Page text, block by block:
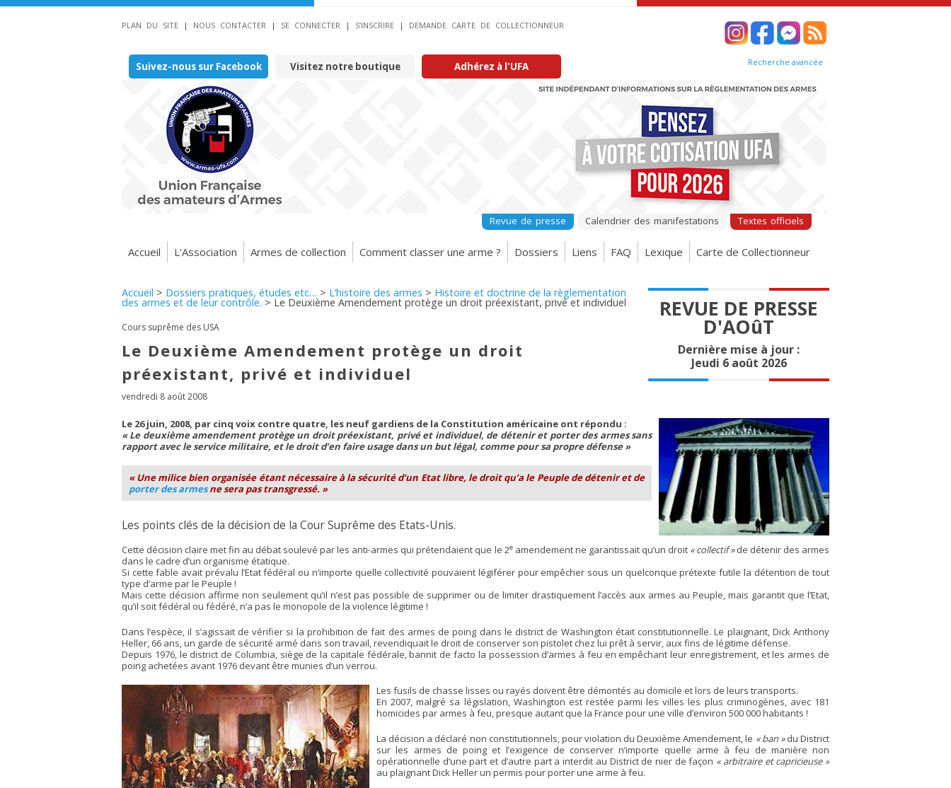
PLAN DU SITE | NOUS CONTACTER | SE CONNECTER | S’INSCRIRE | DEMANDE CARTE DE COLLECTIONNEUR
Suivez-nous sur Facebook Visitez notre boutique Adhérez à l'UFA Recherche avancée
Revue de presse Calendrier des manifestations Textes officiels
Accueil L'Association Armes de collection Comment classer une arme ? Dossiers Liens FAQ Lexique Carte de Collectionneur
REVUE DE PRESSE
D'AOûT
Dernière mise à jour :
Jeudi 6 août 2026
Accueil > Dossiers pratiques, études etc… > L’histoire des armes > Histoire et doctrine de la règlementation
des armes et de leur contrôle. > Le Deuxième Amendement protège un droit préexistant, privé et individuel
Cours suprême des USA
Le Deuxième Amendement protège un droit
préexistant, privé et individuel
vendredi 8 août 2008
Le 26 juin, 2008, par cinq voix contre quatre, les neuf gardiens de la Constitution américaine ont répondu :
« Le deuxième amendement protège un droit préexistant, privé et individuel, de détenir et porter des armes sans
rapport avec le service militaire, et le droit d’en faire usage dans un but légal, comme pour sa propre défense »
« Une milice bien organisée étant nécessaire à la sécurité d’un Etat libre, le droit qu’a le Peuple de détenir et de
porter des armesne sera pas transgressé. »
Les points clés de la décision de la Cour Suprême des Etats-Unis.
Cette décision claire met fin au débat soulevé par les anti-armes qui prétendaient que le 2eamendement ne garantissait qu’un droit « collectif »de détenir des armes
dans le cadre d’un organisme étatique.
Si cette fable avait prévalu l’Etat fédéral ou n’importe quelle collectivité pouvaient légiférer pour empêcher sous un quelconque prétexte futile la détention de tout
type d’arme par le Peuple !
Mais cette décision affirme non seulement qu’il n’est pas possible de supprimer ou de limiter drastiquement l’accès aux armes au Peuple, mais garantit que l’Etat,
qu’il soit fédéral ou fédéré, n’a pas le monopole de la violence légitime !
Dans l’espèce, il s’agissait de vérifier si la prohibition de fait des armes de poing dans le district de Washington était constitutionnelle. Le plaignant, Dick Anthony
Heller, 66 ans, un garde de sécurité armé dans son travail, revendiquait le droit de conserver son pistolet chez lui prêt à servir, aux fins de légitime défense.
Depuis 1976, le district de Columbia, siège de la capitale fédérale, bannit de facto la possession d’armes à feu en empêchant leur enregistrement, et les armes de
poing achetées avant 1976 devant être munies d’un verrou.
Les fusils de chasse lisses ou rayés doivent être démontés au domicile et lors de leurs transports.
En 2007, malgré sa législation, Washington est restée parmi les villes les plus criminogènes, avec 181
homicides par armes à feu, presque autant que la France pour une ville d’environ 500 000 habitants !
La décision a déclaré non constitutionnels, pour violation du Deuxième Amendement, le « ban »du District
sur les armes de poing et l’exigence de conserver n’importe quelle arme à feu de manière non
opérationnelle d’une part et d’autre part a interdit au District de nier de façon « arbitraire et capricieuse »
au plaignant Dick Heller un permis pour porter une arme à feu.